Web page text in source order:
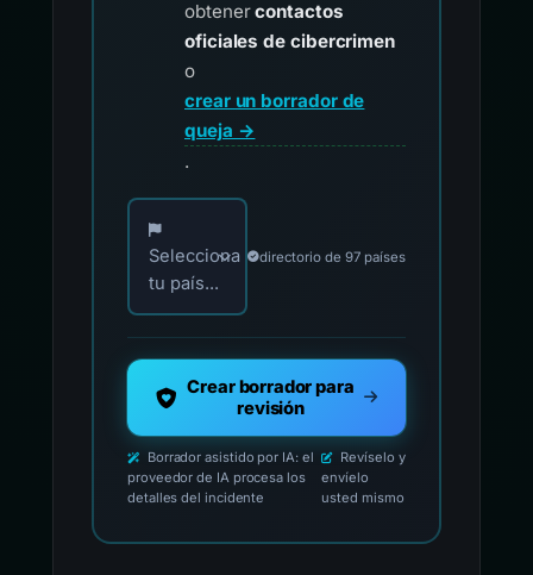
obtenercontactos
oficiales de cibercrimen
o
crear un borrador de
queja →
.
Elija su país para los contactos oficiales de
Selecciona
tu país...
directorio de 97 países
Crear borrador para
revisión
Borrador asistido por IA: el
proveedor de IA procesa los
detalles del incidente
Revíselo y
envíelo
usted mismo